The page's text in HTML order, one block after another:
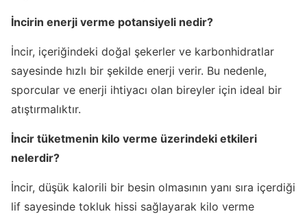
İncirin enerji verme potansiyeli nedir?
İncir, içeriğindeki doğal şekerler ve karbonhidratlar
sayesinde hızlı bir şekilde enerji verir. Bu nedenle,
sporcular ve enerji ihtiyacı olan bireyler için ideal bir
atıştırmalıktır.
İncir tüketmenin kilo verme üzerindeki etkileri
nelerdir?
İncir, düşük kalorili bir besin olmasının yanı sıra içerdiği
lif sayesinde tokluk hissi sağlayarak kilo verme